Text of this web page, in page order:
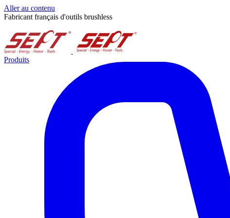
Aller au contenu
Fabricant français d'outils brushless
Produits